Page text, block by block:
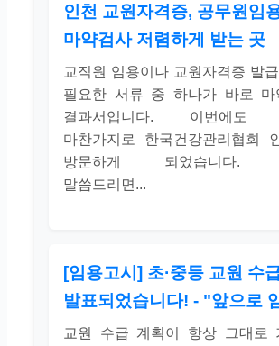
인천 교원자격증, 공무원임
마약검사 저렴하게 받는 곳
교직원 임용이나 교원자격증 발
필요한 서류 중 하나가 바로 마
결과서입니다. 이번에도
마찬가지로 한국건강관리협회
방문하게 되었습니다.
말씀드리면...
[임용고시] 초·중등 교원 수
발표되었습니다! - "앞으로
교원 수급 계획이 항상 그대로